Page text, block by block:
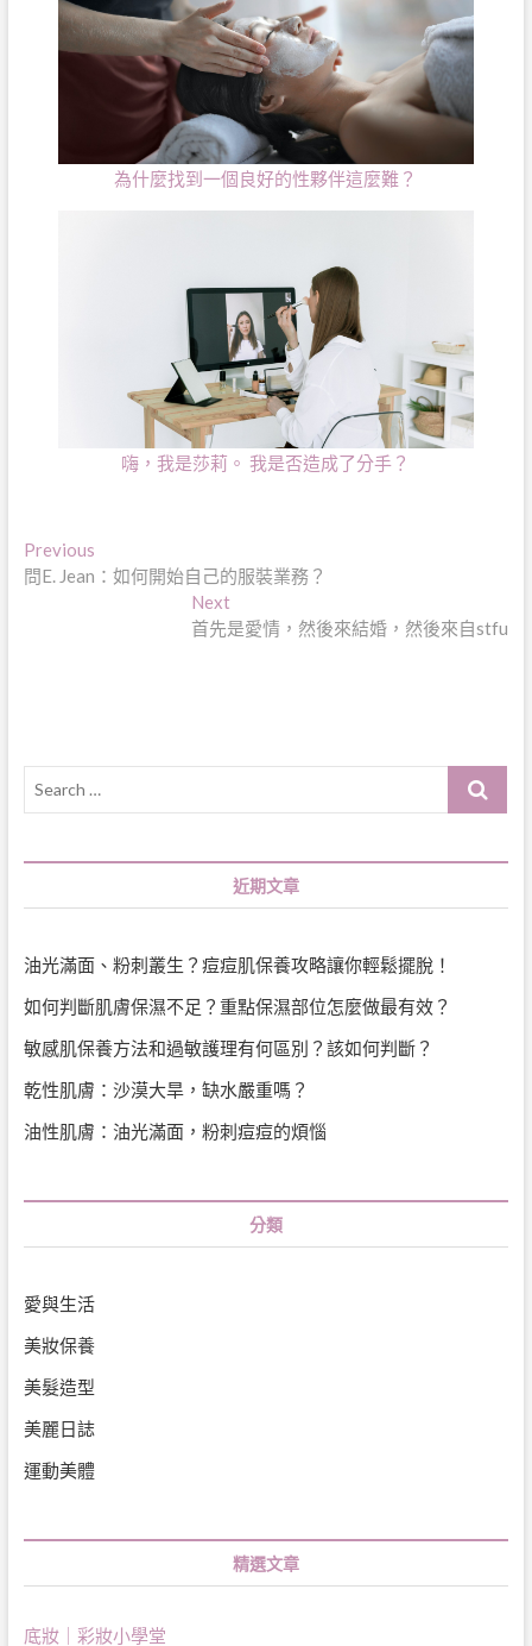
為什麼找到一個良好的性夥伴這麼難？
嗨，我是莎莉。 我是否造成了分手？
文
章
PreviousPrevious
post:
問E. Jean：如何開始自己的服裝業務？
NextNext
post:
首先是愛情，然後來結婚，然後來自stfu
Search
近期文章
油光滿面、粉刺叢生？痘痘肌保養攻略讓你輕鬆擺脫！
如何判斷肌膚保濕不足？重點保濕部位怎麼做最有效？
敏感肌保養方法和過敏護理有何區別？該如何判斷？
乾性肌膚：沙漠大旱，缺水嚴重嗎？
油性肌膚：油光滿面，粉刺痘痘的煩惱
分類
愛與生活
美妝保養
美髮造型
美麗日誌
運動美體
精選文章
底妝｜彩妝小學堂